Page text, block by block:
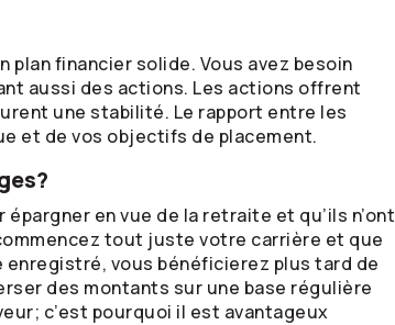
plan financier solide. Vous avez besoin
aussi des actions. Les actions offrent
une stabilité. Le rapport entre les
et de vos objectifs de placement.
en vue de la retraite et qu’ils n’ont
tout juste votre carrière et que
vous bénéficierez plus tard de
des montants sur une base régulière
c’est pourquoi il est avantageux